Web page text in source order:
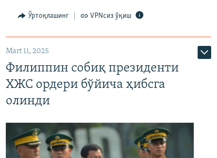
Ўртоқлашинг VPNсиз ўқиш
Mart 11, 2025
Филиппин собиқ президенти
ХЖС ордери бўйича ҳибсга
олинди